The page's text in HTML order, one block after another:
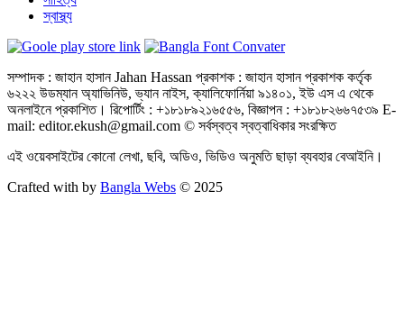
স্বাস্থ্য
সম্পাদক : জাহান হাসান Jahan Hassan প্রকাশক : জাহান হাসান প্রকাশক কর্তৃক
৬২২২ উডম্যান অ্যাভিনিউ, ভ্যান নাইস, ক্যালিফোর্নিয়া ৯১৪০১, ইউ এস এ থেকে
অনলাইনে প্রকাশিত। রিপোর্টিং : +১৮১৮৯২১৬৫৫৬, বিজ্ঞাপন : +১৮১৮২৬৬৭৫৩৯ E-
mail: editor.ekush@gmail.com © সর্বস্বত্ব স্বত্বাধিকার সংরক্ষিত
এই ওয়েবসাইটের কোনো লেখা, ছবি, অডিও, ভিডিও অনুমতি ছাড়া ব্যবহার বেআইনি।
Crafted with by Bangla Webs © 2025